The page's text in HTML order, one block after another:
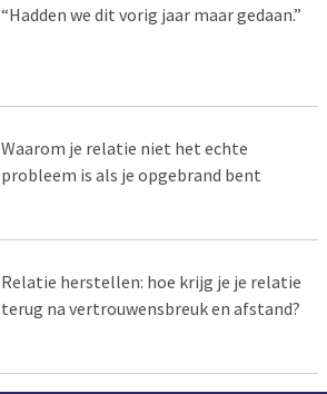
“Hadden we dit vorig jaar maar gedaan.”
Waarom je relatie niet het echte
probleem is als je opgebrand bent
Relatie herstellen: hoe krijg je je relatie
terug na vertrouwensbreuk en afstand?